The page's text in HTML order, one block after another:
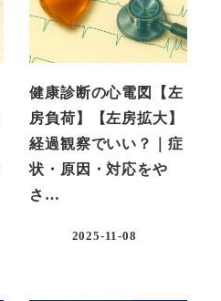
健康診断の心電図【左
房負荷】【左房拡大】
経過観察でいい？｜症
状・原因・対応をや
さ…
2025-11-08